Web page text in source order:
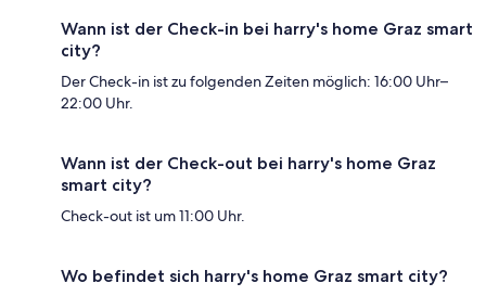
Wann ist der Check-in bei harry's home Graz smart
city?
Der Check-in ist zu folgenden Zeiten möglich: 16:00 Uhr–
22:00 Uhr.
Wann ist der Check-out bei harry's home Graz
smart city?
Check-out ist um 11:00 Uhr.
Wo befindet sich harry's home Graz smart city?